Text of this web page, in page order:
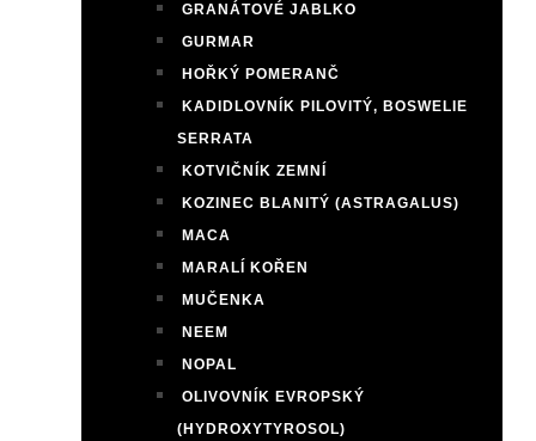
GRANÁTOVÉ JABLKO
GURMAR
HOŘKÝ POMERANČ
KADIDLOVNÍK PILOVITÝ, BOSWELIE
SERRATA
KOTVIČNÍK ZEMNÍ
KOZINEC BLANITÝ (ASTRAGALUS)
MACA
MARALÍ KOŘEN
MUČENKA
NEEM
NOPAL
OLIVOVNÍK EVROPSKÝ
(HYDROXYTYROSOL)